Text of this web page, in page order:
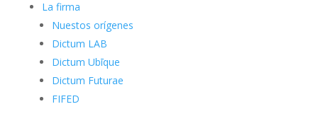
La firma
Nuestos orígenes
Dictum LAB
Dictum Ubīque
Dictum Futurae
FIFED